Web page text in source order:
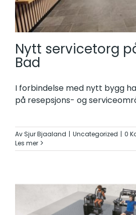
Nytt servicetorg
Bad
I forbindelse med nytt bygg
på resepsjons- og
AvSjur Bjaaland | Uncategorized | 0
Les mer